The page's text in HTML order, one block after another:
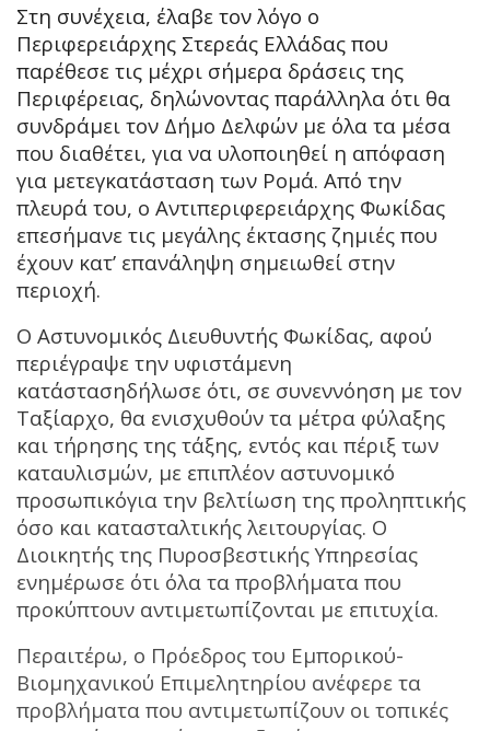
Στη συνέχεια, έλαβε τον λόγο ο
Περιφερειάρχης Στερεάς Ελλάδας που
παρέθεσε τις μέχρι σήμερα δράσεις της
Περιφέρειας, δηλώνοντας παράλληλα ότι θα
συνδράμει τον Δήμο Δελφών με όλα τα μέσα
που διαθέτει, για να υλοποιηθεί η απόφαση
για μετεγκατάσταση των Ρομά. Από την
πλευρά του, ο Αντιπεριφερειάρχης Φωκίδας
επεσήμανε τις μεγάλης έκτασης ζημιές που
έχουν κατ’ επανάληψη σημειωθεί στην
περιοχή.
Ο Αστυνομικός Διευθυντής Φωκίδας, αφού
περιέγραψε την υφιστάμενη
κατάστασηδήλωσε ότι, σε συνεννόηση με τον
Ταξίαρχο, θα ενισχυθούν τα μέτρα φύλαξης
και τήρησης της τάξης, εντός και πέριξ των
καταυλισμών, με επιπλέον αστυνομικό
προσωπικόγια την βελτίωση της προληπτικής
όσο και κατασταλτικής λειτουργίας. Ο
Διοικητής της Πυροσβεστικής Υπηρεσίας
ενημέρωσε ότι όλα τα προβλήματα που
προκύπτουν αντιμετωπίζονται με επιτυχία.
Περαιτέρω, ο Πρόεδρος του Εμπορικού-
Βιομηχανικού Επιμελητηρίου ανέφερε τα
προβλήματα που αντιμετωπίζουν οι τοπικές